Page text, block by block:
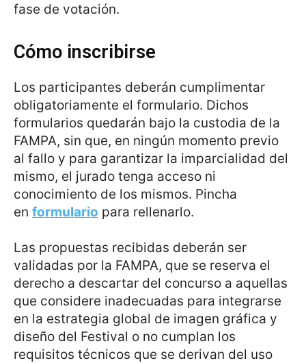
fase de votación.
Cómo inscribirse
Los participantes deberán cumplimentar
obligatoriamente el formulario. Dichos
formularios quedarán bajo la custodia de la
FAMPA, sin que, en ningún momento previo
al fallo y para garantizar la imparcialidad del
mismo, el jurado tenga acceso ni
conocimiento de los mismos. Pincha
en formulario para rellenarlo.
Las propuestas recibidas deberán ser
validadas por la FAMPA, que se reserva el
derecho a descartar del concurso a aquellas
que considere inadecuadas para integrarse
en la estrategia global de imagen gráfica y
diseño del Festival o no cumplan los
requisitos técnicos que se derivan del uso